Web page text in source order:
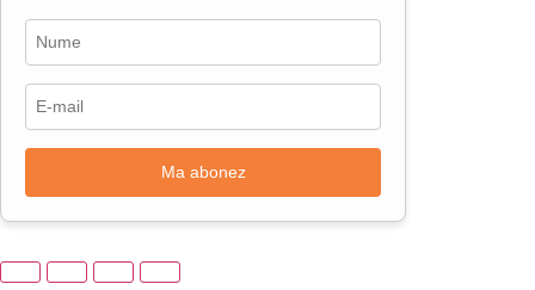
Ma abonez